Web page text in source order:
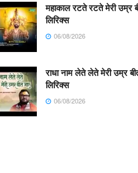
महाकाल रटते रटते मेरी उम्र
लिरिक्स
06/08/2026
राधा नाम लेते लेते मेरी उम्र
लिरिक्स
06/08/2026